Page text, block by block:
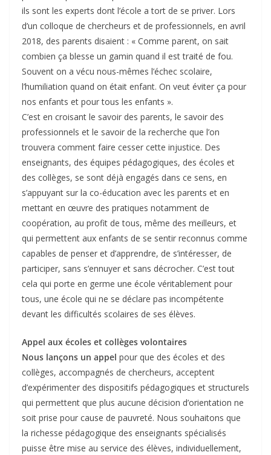
ils sont les experts dont l’école a tort de se priver. Lors
d’un colloque de chercheurs et de professionnels, en avril
2018, des parents disaient : « Comme parent, on sait
combien ça blesse un gamin quand il est traité de fou.
Souvent on a vécu nous-mêmes l’échec scolaire,
l’humiliation quand on était enfant. On veut éviter ça pour
nos enfants et pour tous les enfants ».
C’est en croisant le savoir des parents, le savoir des
professionnels et le savoir de la recherche que l’on
trouvera comment faire cesser cette injustice. Des
enseignants, des équipes pédagogiques, des écoles et
des collèges, se sont déjà engagés dans ce sens, en
s’appuyant sur la co-éducation avec les parents et en
mettant en œuvre des pratiques notamment de
coopération, au profit de tous, même des meilleurs, et
qui permettent aux enfants de se sentir reconnus comme
capables de penser et d’apprendre, de s’intéresser, de
participer, sans s’ennuyer et sans décrocher. C’est tout
cela qui porte en germe une école véritablement pour
tous, une école qui ne se déclare pas incompétente
devant les difficultés scolaires de ses élèves.
Appel aux écoles et collèges volontaires
Nous lançons un appel pour que des écoles et des
collèges, accompagnés de chercheurs, acceptent
d’expérimenter des dispositifs pédagogiques et structurels
qui permettent que plus aucune décision d’orientation ne
soit prise pour cause de pauvreté. Nous souhaitons que
la richesse pédagogique des enseignants spécialisés
puisse être mise au service des élèves, individuellement,